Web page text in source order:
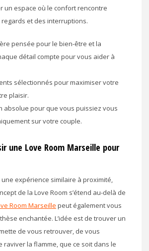
un espace où le confort rencontre
regards et des interruptions.
pensée pour le bien-être et la
détail compte pour vous aider à
sélectionnés pour maximiser votre
plaisir.
absolue pour que vous puissiez vous
sur votre couple.
une Love Room Marseille pour
une expérience similaire à proximité,
de la Love Room s’étend au-delà de
Room Marseille peut également vous
enchantée. L’idée est de trouver un
de vous retrouver, de vous
raviver la flamme, que ce soit dans le